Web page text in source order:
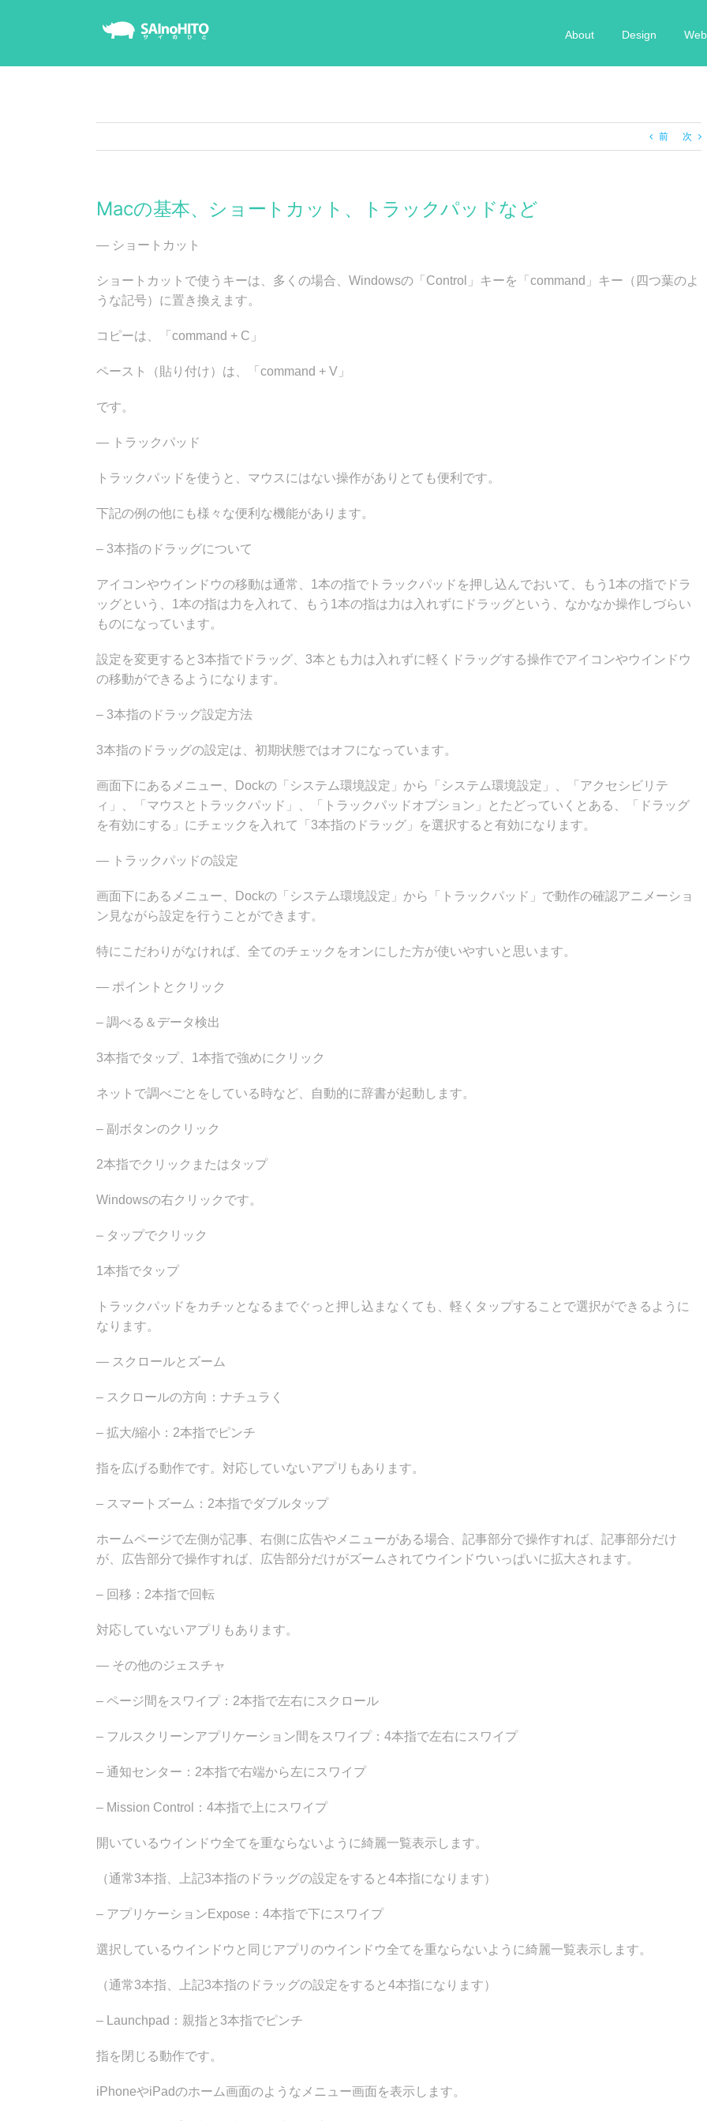
About Design
前 次
Macの基本、ショートカット、トラックパッドなど
— ショートカット
ショートカットで使うキーは、多くの場合、Windowsの「Control」キーを「command」キー（四つ葉のよ
うな記号）に置き換えます。
コピーは、「command + C」
ペースト（貼り付け）は、「command + V」
です。
— トラックパッド
トラックパッドを使うと、マウスにはない操作がありとても便利です。
下記の例の他にも様々な便利な機能があります。
– 3本指のドラッグについて
アイコンやウインドウの移動は通常、1本の指でトラックパッドを押し込んでおいて、もう1本の指でドラ
ッグという、1本の指は力を入れて、もう1本の指は力は入れずにドラッグという、なかなか操作しづらい
ものになっています。
設定を変更すると3本指でドラッグ、3本とも力は入れずに軽くドラッグする操作でアイコンやウインドウ
の移動ができるようになります。
– 3本指のドラッグ設定方法
3本指のドラッグの設定は、初期状態ではオフになっています。
画面下にあるメニュー、Dockの「システム環境設定」から「システム環境設定」、「アクセシビリテ
ィ」、「マウスとトラックパッド」、「トラックパッドオプション」とたどっていくとある、「ドラッグ
を有効にする」にチェックを入れて「3本指のドラッグ」を選択すると有効になります。
— トラックパッドの設定
画面下にあるメニュー、Dockの「システム環境設定」から「トラックパッド」で動作の確認アニメーショ
ン見ながら設定を行うことができます。
特にこだわりがなければ、全てのチェックをオンにした方が使いやすいと思います。
— ポイントとクリック
– 調べる＆データ検出
3本指でタップ、1本指で強めにクリック
ネットで調べごとをしている時など、自動的に辞書が起動します。
– 副ボタンのクリック
2本指でクリックまたはタップ
Windowsの右クリックです。
– タップでクリック
1本指でタップ
トラックパッドをカチッとなるまでぐっと押し込まなくても、軽くタップすることで選択ができるように
なります。
— スクロールとズーム
– スクロールの方向：ナチュラく
– 拡大/縮小：2本指でピンチ
指を広げる動作です。対応していないアプリもあります。
– スマートズーム：2本指でダブルタップ
ホームページで左側が記事、右側に広告やメニューがある場合、記事部分で操作すれば、記事部分だけ
が、広告部分で操作すれば、広告部分だけがズームされてウインドウいっぱいに拡大されます。
– 回移：2本指で回転
対応していないアプリもあります。
— その他のジェスチャ
– ページ間をスワイプ：2本指で左右にスクロール
– フルスクリーンアプリケーション間をスワイプ：4本指で左右にスワイプ
– 通知センター：2本指で右端から左にスワイプ
– Mission Control：4本指で上にスワイプ
開いているウインドウ全てを重ならないように綺麗一覧表示します。
（通常3本指、上記3本指のドラッグの設定をすると4本指になります）
– アプリケーションExpose：4本指で下にスワイプ
選択しているウインドウと同じアプリのウインドウ全てを重ならないように綺麗一覧表示します。
（通常3本指、上記3本指のドラッグの設定をすると4本指になります）
– Launchpad：親指と3本指でピンチ
指を閉じる動作です。
iPhoneやiPadのホーム画面のようなメニュー画面を表示します。